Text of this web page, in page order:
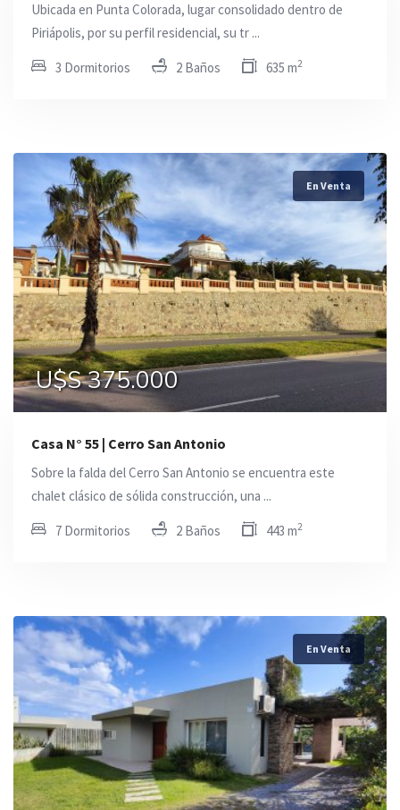
Ubicada en Punta Colorada, lugar consolidado dentro de
Piriápolis, por su perfil residencial, su tr ...
3 Dormitorios 2 Baños 635 m2
En Venta
U$S 375.000
Casa N° 55 | Cerro San Antonio
Sobre la falda del Cerro San Antonio se encuentra este
chalet clásico de sólida construcción, una ...
7 Dormitorios 2 Baños 443 m2
En Venta